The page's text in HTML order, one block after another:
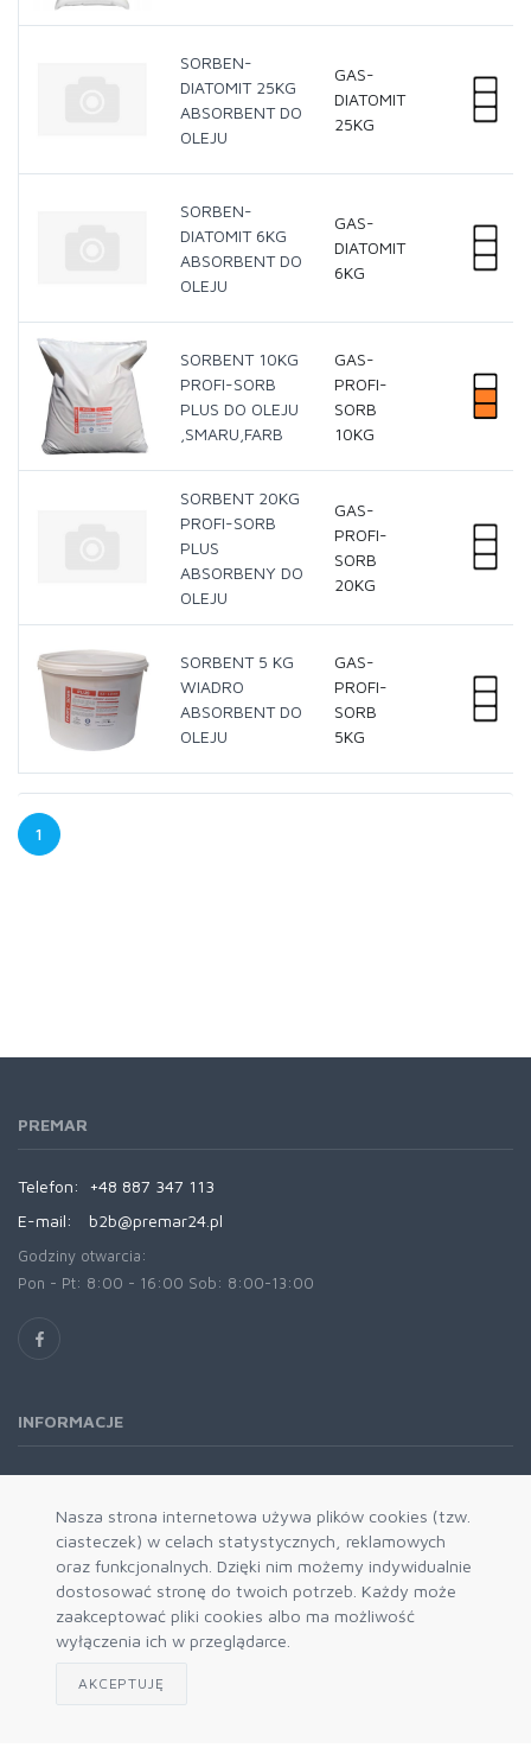
Nasza strona internetowa używa plików cookies (tzw.
ciasteczek) w celach statystycznych, reklamowych
oraz funkcjonalnych. Dzięki nim możemy indywidualnie
dostosować stronę do twoich potrzeb. Każdy może
zaakceptować pliki cookies albo ma możliwość
wyłączenia ich w przeglądarce.
AKCEPTUJĘ
SORBEN-
DIATOMIT 25KG
ABSORBENT DO
OLEJU
GAS-
DIATOMIT
25KG
SORBEN-
DIATOMIT 6KG
ABSORBENT DO
OLEJU
GAS-
DIATOMIT
6KG
SORBENT 10KG
PROFI-SORB
PLUS DO OLEJU
,SMARU,FARB
GAS-
PROFI-
SORB
10KG
SORBENT 20KG
PROFI-SORB
PLUS
ABSORBENY DO
OLEJU
GAS-
PROFI-
SORB
20KG
SORBENT 5 KG
WIADRO
ABSORBENT DO
OLEJU
GAS-
PROFI-
SORB
5KG
1
PREMAR
Telefon:
+48 887 347 113
E-mail:
b2b@premar24.pl
Godziny otwarcia:
Pon - Pt: 8:00 - 16:00 Sob: 8:00-13:00
INFORMACJE
Oferta
Kontakt
REGULAMINY
Regulamin
Regulamin programu lojalnościowego